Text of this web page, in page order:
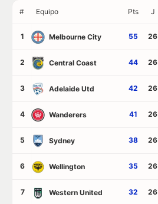
# Equipo Pts J
1 Melbourne City 55 26
2 Central Coast 44 26
3 Adelaide Utd 42 26
4 Wanderers 41 26
5 Sydney 38 26
6 Wellington 35 26
7 Western United 32 26